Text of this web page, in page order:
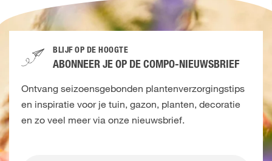
BLIJF OP DE HOOGTE
ABONNEER JE OP DE COMPO-NIEUWSBRIEF
Ontvang seizoensgebonden plantenverzorgingstips
en inspiratie voor je tuin, gazon, planten, decoratie
en zo veel meer via onze nieuwsbrief.